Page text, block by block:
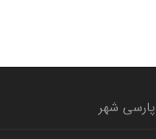
پارسی شهر